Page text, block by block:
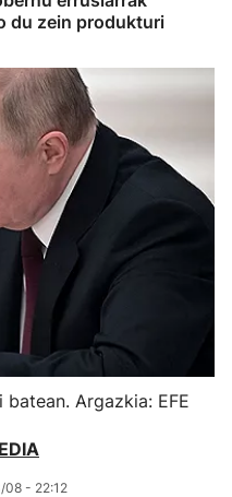
du zein produkturi
Argazkia: EFE
08 - 22:12